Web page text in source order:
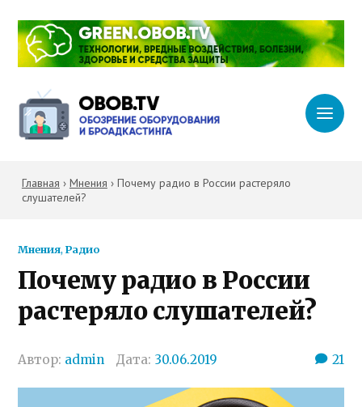
Главная › Мнения › Почему радио в России растеряло
слушателей?
Мнения,Радио
Почему радио в России
растеряло слушателей?
Автор: admin Дата: 30.06.2019 21